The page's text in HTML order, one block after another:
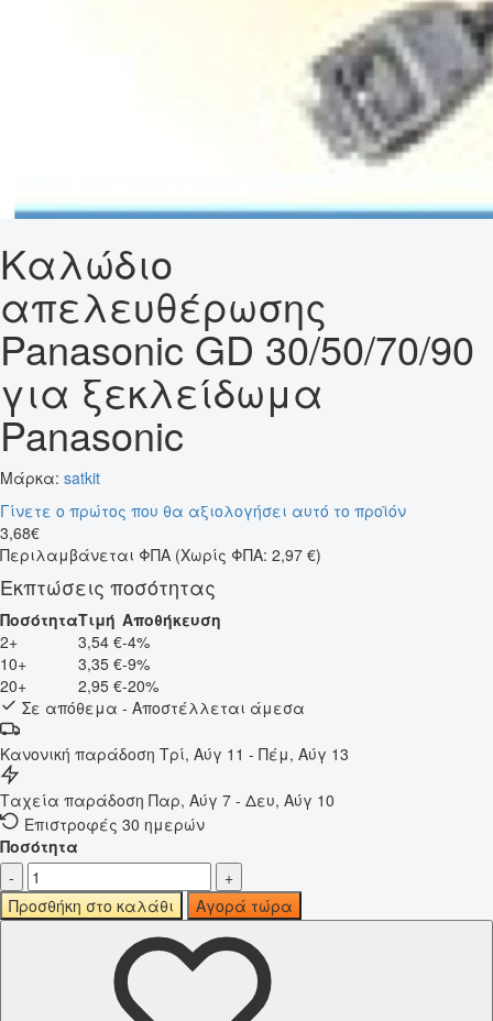
Καλώδιο
απελευθέρωσης
Panasonic GD 30/50/70/90
για ξεκλείδωμα
Panasonic
Μάρκα: satkit
Γίνετε ο πρώτος που θα αξιολογήσει αυτό το προϊόν
3,68€
Περιλαμβάνεται ΦΠΑ (Χωρίς ΦΠΑ: 2,97 €)
Εκπτώσεις ποσότητας
ΠοσότηταΤιμή Αποθήκευση
2+
3,54 €-4%
10+
3,35 €-9%
20+
2,95 €-20%
Σε απόθεμα - Αποστέλλεται άμεσα
Κανονική παράδοση Τρί, Αύγ 11 - Πέμ, Αύγ 13
Ταχεία παράδοση Παρ, Αύγ 7 - Δευ, Αύγ 10
Επιστροφές 30 ημερών
Ποσότητα
-
+
Προσθήκη στο καλάθι
Αγορά τώρα